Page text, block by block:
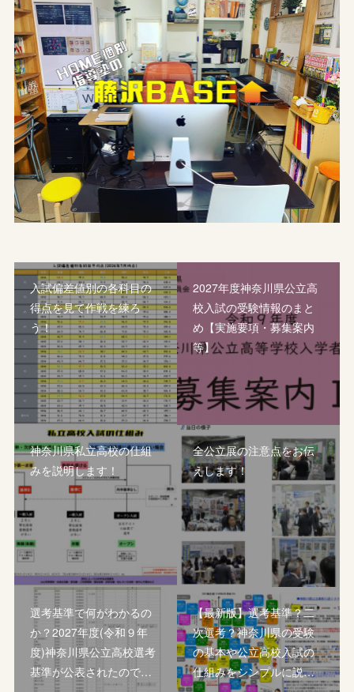
入試偏差値別の各科目の
得点を見て作戦を練ろ
う！
2027年度神奈川県公立高
校入試の受験情報のまと
め【実施要項・募集案内
等】
神奈川県私立高校の仕組
みを説明します！
全公立展の注意点をお伝
えします！
選考基準で何がわかるの
か？2027年度(令和９年
度)神奈川県公立高校選考
基準が公表されたので…
【最新版】選考基準？二
次選考？神奈川県の受験
の基本や公立高校入試の
仕組みをシンプルに説…